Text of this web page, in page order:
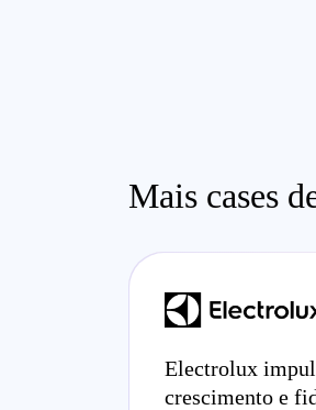
Mais cases
Electrolux
crescimento e